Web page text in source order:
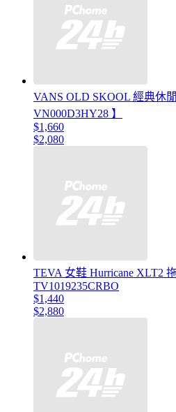
VANS OLD SKOOL 經典休
VN000D3HY28 】
$1,660
$2,080
TEVA 女鞋 Hurricane XLT2
TV1019235CRBO
$1,440
$2,880